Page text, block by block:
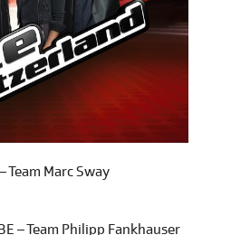
Marc Sway
– Team Philipp Fankhauser